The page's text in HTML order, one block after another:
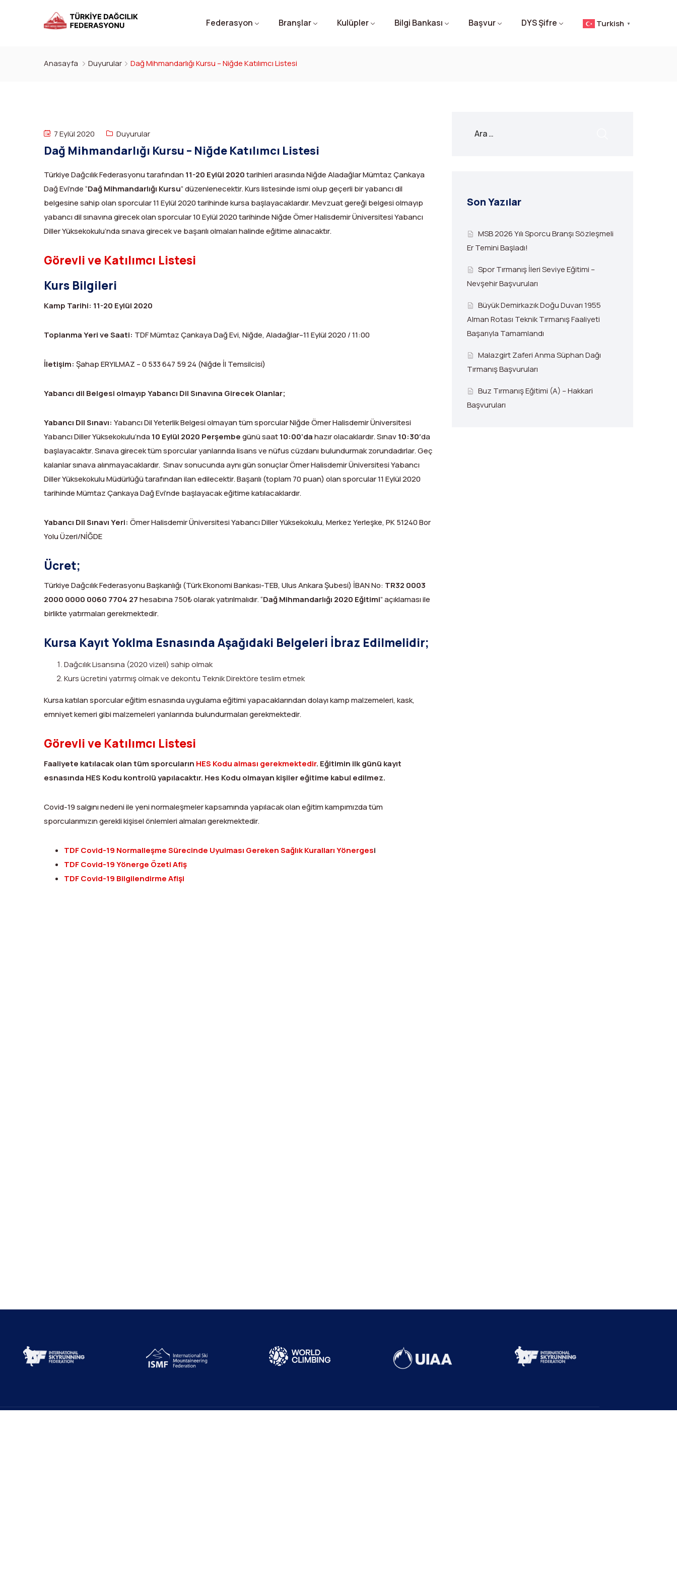
Federasyon Branşlar Kulüpler Bilgi Bankası Başvur DYS Şifre Turkish ▼
Anasayfa Duyurular Dağ Mihmandarlığı Kursu – Niğde Katılımcı Listesi
7 Eylül 2020 Duyurular
Dağ Mihmandarlığı Kursu – Niğde Katılımcı Listesi
Türkiye Dağcılık Federasyonu tarafından11-20 Eylül 2020tarihleri arasında Niğde Aladağlar Mümtaz Çankaya
Dağ Evi’nde “Dağ Mihmandarlığı Kursu” düzenlenecektir. Kurs listesinde ismi olup geçerli bir yabancı dil
belgesine sahip olan sporcular 11 Eylül 2020 tarihinde kursa başlayacaklardır. Mevzuat gereği belgesi olmayıp
yabancı dil sınavına girecek olan sporcular 10 Eylül 2020 tarihinde Niğde Ömer Halisdemir Üniversitesi Yabancı
Diller Yüksekokulu’nda sınava girecek ve başarılı olmaları halinde eğitime alınacaktır.
Görevli ve Katılımcı Listesi
Kurs Bilgileri
Kamp Tarihi: 11-20 Eylül 2020
Toplanma Yeri ve Saati: TDF Mümtaz Çankaya Dağ Evi, Niğde, Aladağlar–11 Eylül 2020 / 11:00
İletişim: Şahap ERYILMAZ – 0 533 647 59 24 (Niğde İl Temsilcisi)
Yabancı dil Belgesi olmayıp Yabancı Dil Sınavına Girecek Olanlar;
Yabancı Dil Sınavı: Yabancı Dil Yeterlik Belgesi olmayan tüm sporcular Niğde Ömer Halisdemir Üniversitesi
Yabancı Diller Yüksekokulu’nda10 Eylül 2020 Perşembegünü saat10:00‘dahazır olacaklardır. Sınav10:30′da
başlayacaktır. Sınava girecek tüm sporcular yanlarında lisans ve nüfus cüzdanı bulundurmak zorundadırlar. Geç
kalanlar sınava alınmayacaklardır. Sınav sonucunda aynı gün sonuçlar Ömer Halisdemir Üniversitesi Yabancı
Diller Yüksekokulu Müdürlüğü tarafından ilan edilecektir. Başarılı (toplam 70 puan) olan sporcular 11 Eylül 2020
tarihinde Mümtaz Çankaya Dağ Evi’nde başlayacak eğitime katılacaklardır.
Yabancı Dil Sınavı Yeri: Ömer Halisdemir Üniversitesi Yabancı Diller Yüksekokulu, Merkez Yerleşke, PK 51240 Bor
Yolu Üzeri/NİĞDE
Ücret;
Türkiye Dağcılık Federasyonu Başkanlığı (Türk Ekonomi Bankası-TEB, Ulus Ankara Şubesi) İBAN No: TR32 0003
2000 0000 0060 7704 27hesabına 750₺ olarak yatırılmalıdır. “Dağ Mihmandarlığı 2020 Eğitimi” açıklaması ile
birlikte yatırmaları gerekmektedir.
Kursa Kayıt Yoklma Esnasında Aşağıdaki Belgeleri İbraz Edilmelidir;
Dağcılık Lisansına (2020 vizeli) sahip olmak
Kurs ücretini yatırmış olmak ve dekontu Teknik Direktöre teslim etmek
Kursa katılan sporcular eğitim esnasında uygulama eğitimi yapacaklarından dolayı kamp malzemeleri, kask,
emniyet kemeri gibi malzemeleri yanlarında bulundurmaları gerekmektedir.
Görevli ve Katılımcı Listesi
Faaliyete katılacak olan tüm sporcuların HES Kodu alması gerekmektedir. Eğitimin ilk günü kayıt
esnasında HES Kodu kontrolü yapılacaktır. Hes Kodu olmayan kişiler eğitime kabul edilmez.
Covid-19 salgını nedeni ile yeni normaleşmeler kapsamında yapılacak olan eğitim kampımızda tüm
sporcularımızın gerekli kişisel önlemleri almaları gerekmektedir.
TDF Covid-19 Normalleşme Sürecinde Uyulması Gereken Sağlık Kuralları Yönergesi
TDF Covid-19 Yönerge Özeti Afiş
TDF Covid-19 Bilgilendirme Afişi
Son Yazılar
MSB 2026 Yılı Sporcu Branşı Sözleşmeli
Er Temini Başladı!
Spor Tırmanış İleri Seviye Eğitimi –
Nevşehir Başvuruları
Büyük Demirkazık Doğu Duvarı 1955
Alman Rotası Teknik Tırmanış Faaliyeti
Başarıyla Tamamlandı
Malazgirt Zaferi Anma Süphan Dağı
Tırmanış Başvuruları
Buz Tırmanış Eğitimi (A) – Hakkari
Başvuruları